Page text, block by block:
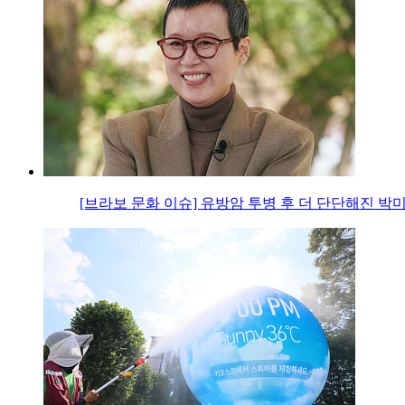
[브라보 문화 이슈] 유방암 투병 후 더 단단해진 박